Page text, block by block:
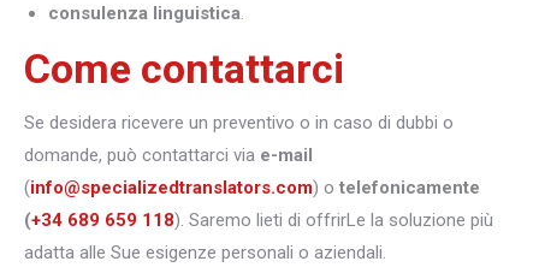
consulenza linguistica.
Come contattarci
Se desidera ricevere un preventivo o in caso di dubbi o
domande, può contattarci via e-mail
(info@specializedtranslators.com) o telefonicamente
(+34 689 659 118). Saremo lieti di offrirLe la soluzione più
adatta alle Sue esigenze personali o aziendali.